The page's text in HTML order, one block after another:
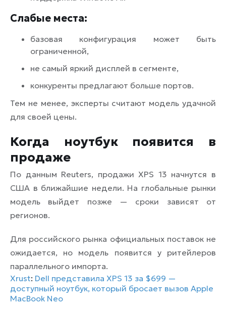
Слабые места:
базовая конфигурация может быть
ограниченной,
не самый яркий дисплей в сегменте,
конкуренты предлагают больше портов.
Тем не менее, эксперты считают модель удачной
для своей цены.
Когда ноутбук появится в
продаже
По данным Reuters, продажи XPS 13 начнутся в
США в ближайшие недели. На глобальные рынки
модель выйдет позже — сроки зависят от
регионов.
Для российского рынка официальных поставок не
ожидается, но модель появится у ритейлеров
параллельного импорта.
Xrust: Dell представила XPS 13 за $699 —
доступный ноутбук, который бросает вызов Apple
MacBook Neo